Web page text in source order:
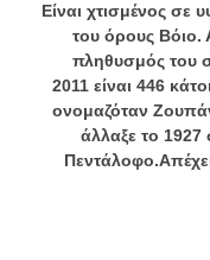
Είναι χτισμένος σε
του όρους Βόιο.
πληθυσμός του
2011 είναι 446
ονομαζόταν
άλλαξε το 1927
Πεντάλοφο.